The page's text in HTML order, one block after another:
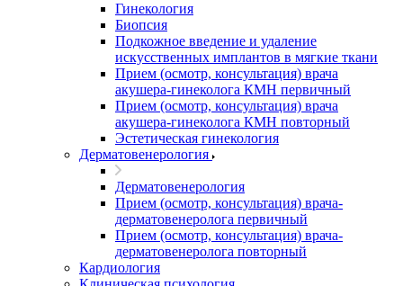
Гинекология
Биопсия
Подкожное введение и удаление
искусственных имплантов в мягкие ткани
Прием (осмотр, консультация) врача
акушера-гинеколога КМН первичный
Прием (осмотр, консультация) врача
акушера-гинеколога КМН повторный
Эстетическая гинекология
Дерматовенерология
Дерматовенерология
Прием (осмотр, консультация) врача-
дерматовенеролога первичный
Прием (осмотр, консультация) врача-
дерматовенеролога повторный
Кардиология